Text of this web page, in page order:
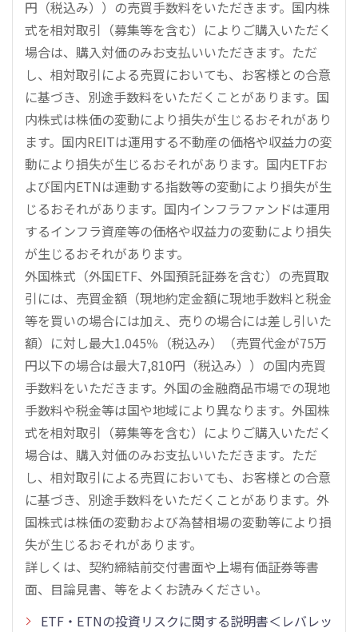
円（税込み））の売買手数料をいただきます。国内株
式を相対取引（募集等を含む）によりご購入いただく
場合は、購入対価のみお支払いいただきます。ただ
し、相対取引による売買においても、お客様との合意
に基づき、別途手数料をいただくことがあります。国
内株式は株価の変動により損失が生じるおそれがあり
ます。国内REITは運用する不動産の価格や収益力の変
動により損失が生じるおそれがあります。国内ETFお
よび国内ETNは連動する指数等の変動により損失が生
じるおそれがあります。国内インフラファンドは運用
するインフラ資産等の価格や収益力の変動により損失
が生じるおそれがあります。
外国株式（外国ETF、外国預託証券を含む）の売買取
引には、売買金額（現地約定金額に現地手数料と税金
等を買いの場合には加え、売りの場合には差し引いた
額）に対し最大1.045％（税込み）（売買代金が75万
円以下の場合は最大7,810円（税込み））の国内売買
手数料をいただきます。外国の金融商品市場での現地
手数料や税金等は国や地域により異なります。外国株
式を相対取引（募集等を含む）によりご購入いただく
場合は、購入対価のみお支払いいただきます。ただ
し、相対取引による売買においても、お客様との合意
に基づき、別途手数料をいただくことがあります。外
国株式は株価の変動および為替相場の変動等により損
失が生じるおそれがあります。
詳しくは、契約締結前交付書面や上場有価証券等書
面、目論見書、等をよくお読みください。
ETF・ETNの投資リスクに関する説明書＜レバレッ